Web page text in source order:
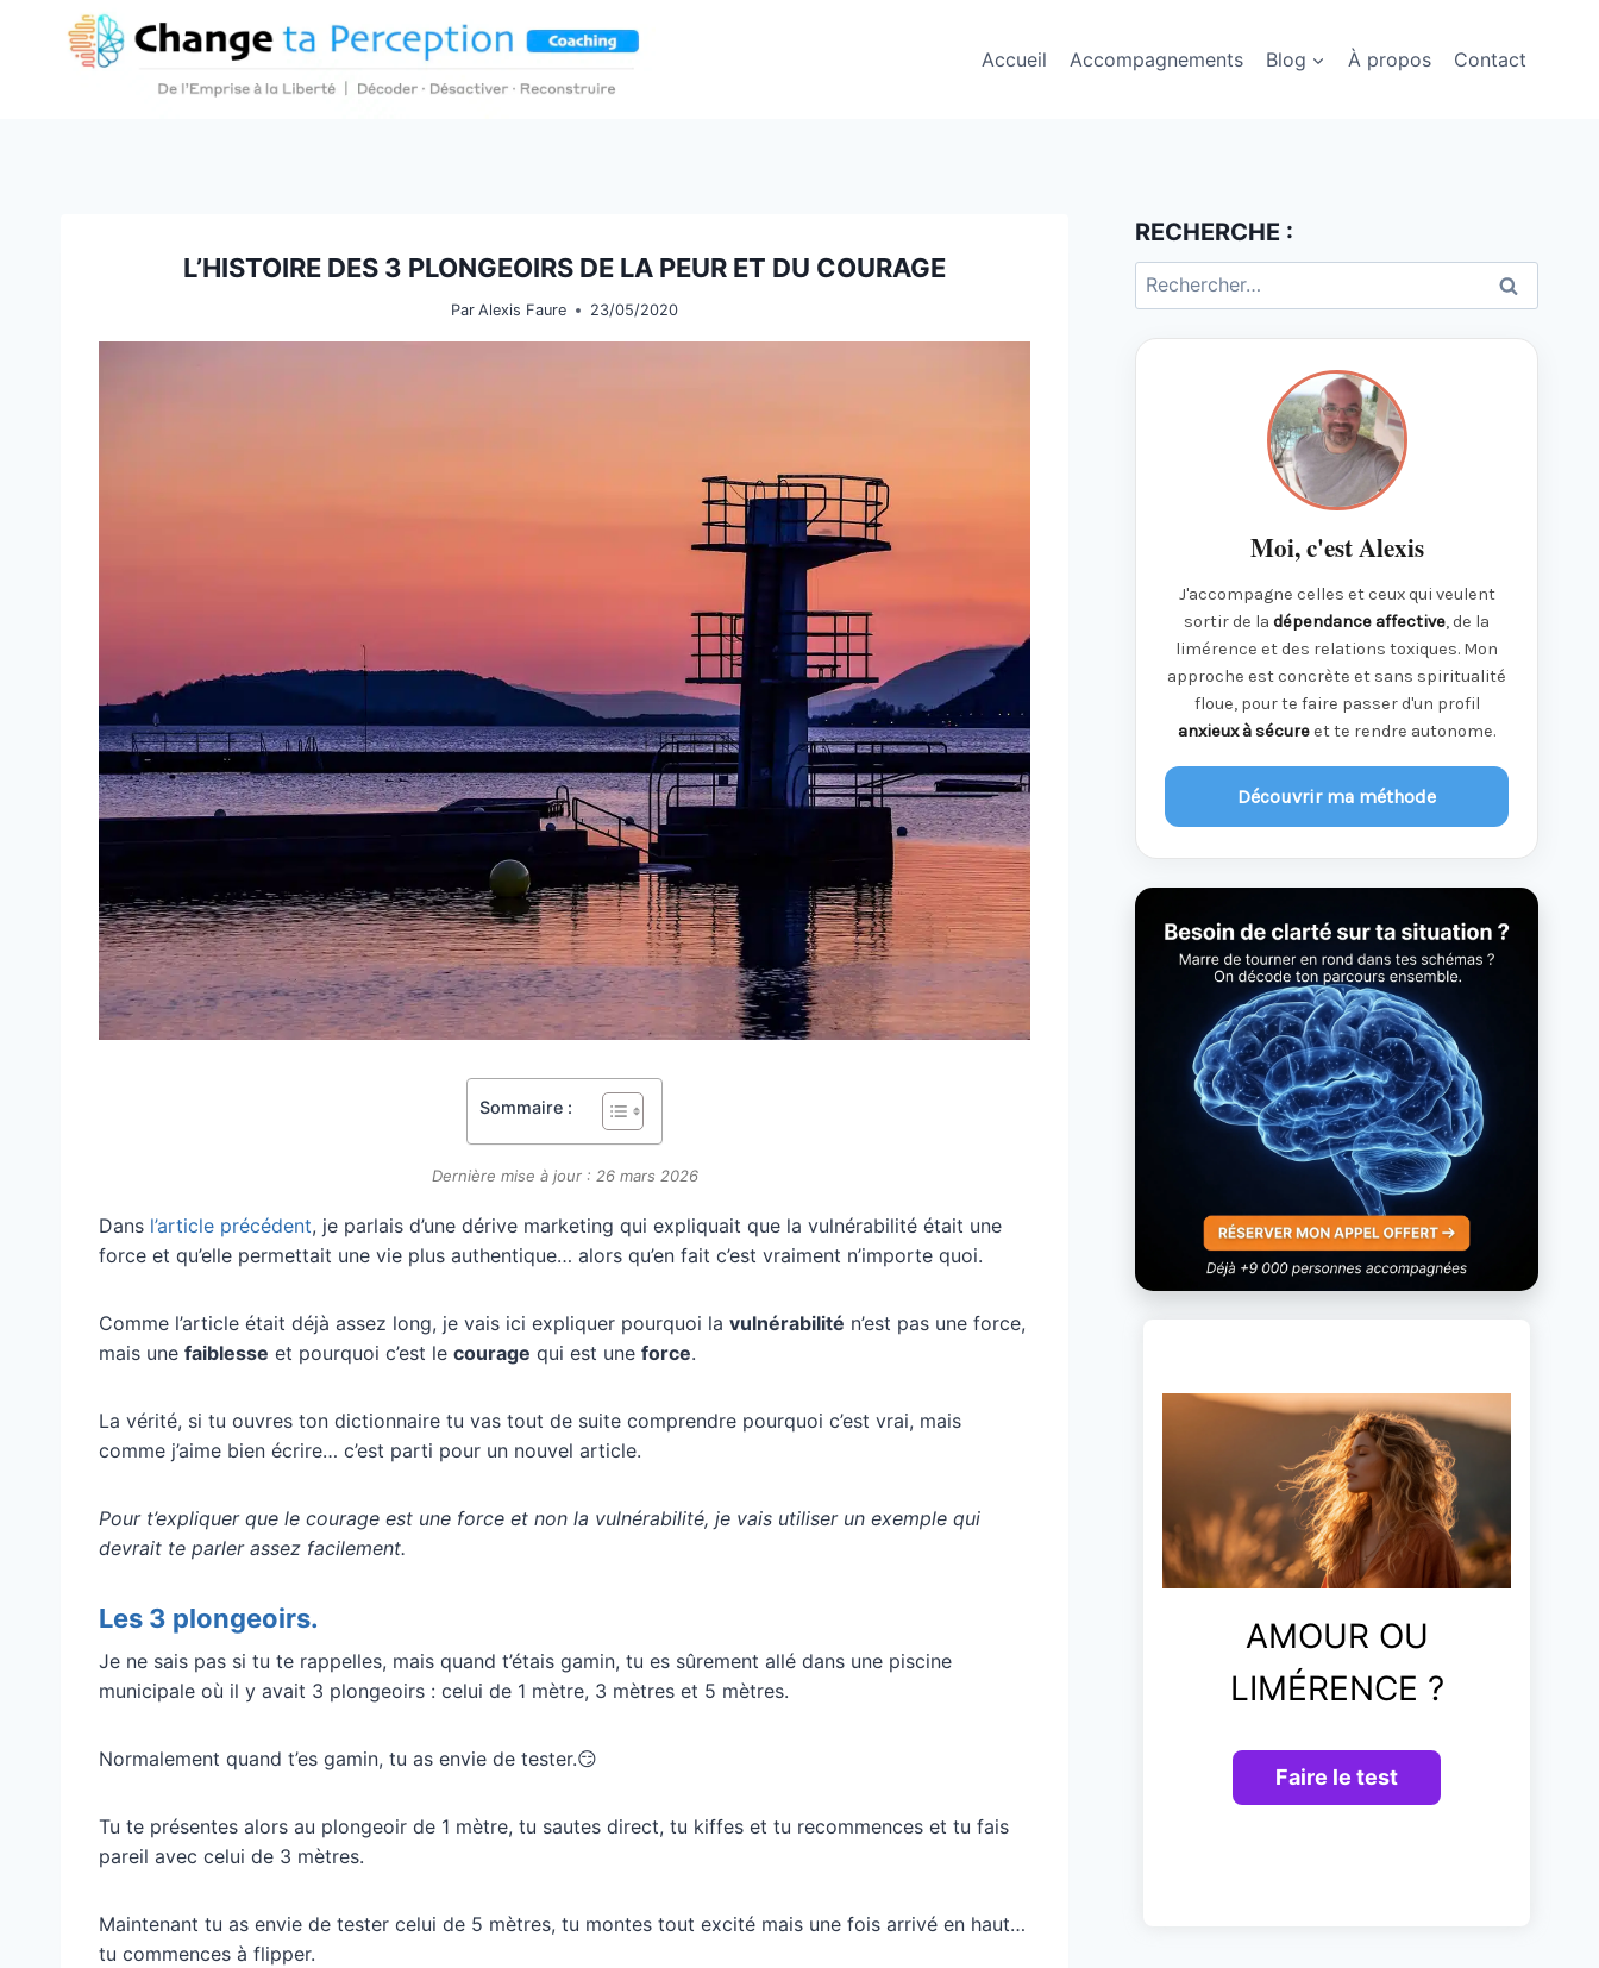
Accueil Accompagnements Blog À propos Contact
L’HISTOIRE DES 3 PLONGEOIRS DE LA PEUR ET DU COURAGE
Par Alexis Faure 23/05/2020
Sommaire :
Dernière mise à jour : 26 mars 2026
Dans l’article précédent, je parlais d’une dérive marketing qui expliquait que la vulnérabilité était une
force et qu’elle permettait une vie plus authentique… alors qu’en fait c’est vraiment n’importe quoi.
Comme l’article était déjà assez long, je vais ici expliquer pourquoi la vulnérabilité n’est pas une force,
mais une faiblesse et pourquoi c’est le courage qui est une force.
La vérité, si tu ouvres ton dictionnaire tu vas tout de suite comprendre pourquoi c’est vrai, mais
comme j’aime bien écrire… c’est parti pour un nouvel article.
Pour t’expliquer que le courage est une force et non la vulnérabilité, je vais utiliser un exemple qui
devrait te parler assez facilement.
Les 3 plongeoirs.
Je ne sais pas si tu te rappelles, mais quand t’étais gamin, tu es sûrement allé dans une piscine
municipale où il y avait 3 plongeoirs : celui de 1 mètre, 3 mètres et 5 mètres.
Normalement quand t’es gamin, tu as envie de tester.😏
Tu te présentes alors au plongeoir de 1 mètre, tu sautes direct, tu kiffes et tu recommences et tu fais
pareil avec celui de 3 mètres.
Maintenant tu as envie de tester celui de 5 mètres, tu montes tout excité mais une fois arrivé en haut…
tu commences à flipper.
RECHERCHE :
Rechercher :
Moi, c'est Alexis
J'accompagne celles et ceux qui veulent
sortir de ladépendance affective, de la
limérence et des relations toxiques. Mon
approche est concrète et sans spiritualité
floue, pour te faire passer d'un profil
anxieux à sécureet te rendre autonome.
Découvrir ma méthode
AMOUR OU
LIMÉRENCE ?